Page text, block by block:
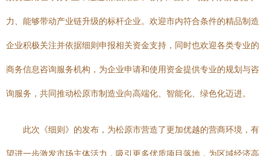
力、能够带动产业链升级的标杆企业。欢迎市内符合条件的精品制造
企业积极关注并依据细则申报相关资金支持，同时也欢迎各类专业的
商务信息咨询服务机构，为企业申请和使用资金提供专业的规划与咨
询服务，共同推动松原市制造业向高端化、智能化、绿色化迈进。
此次《细则》的发布，为松原市营造了更加优越的营商环境，有
望进一步激发市场主体活力，吸引更多优质项目落地，为区域经济高